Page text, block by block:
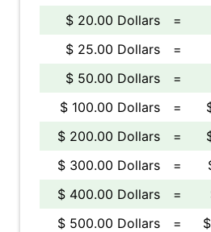
$ 20.00 Dollars
=
$ 25.00 Dollars
=
$ 50.00 Dollars
=
$ 100.00 Dollars
=
$ 200.00 Dollars
=
$ 300.00 Dollars
=
$ 400.00 Dollars
=
$ 500.00 Dollars
=